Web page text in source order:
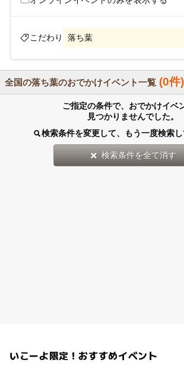
こだわり 落ち葉
全国の落ち葉のおでかけイベント一覧 (0件)
ご指定の条件で、おでかけイベ
見つかりませんでした。
検索条件を変更して、もう一度検索し
検索条件を全て消す
いこーよ限定！おすすめイベント